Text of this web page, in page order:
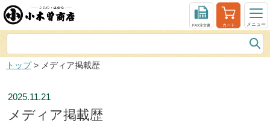
トップ> メディア掲載歴
2025.11.21
メディア掲載歴